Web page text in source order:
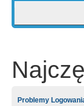
Problemy